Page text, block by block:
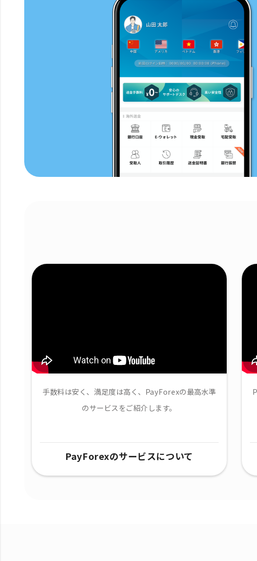
手数料は安く、満足度は高く、PayForexの最高水準
のサービスをご紹介します。
PayForexのサービスについて